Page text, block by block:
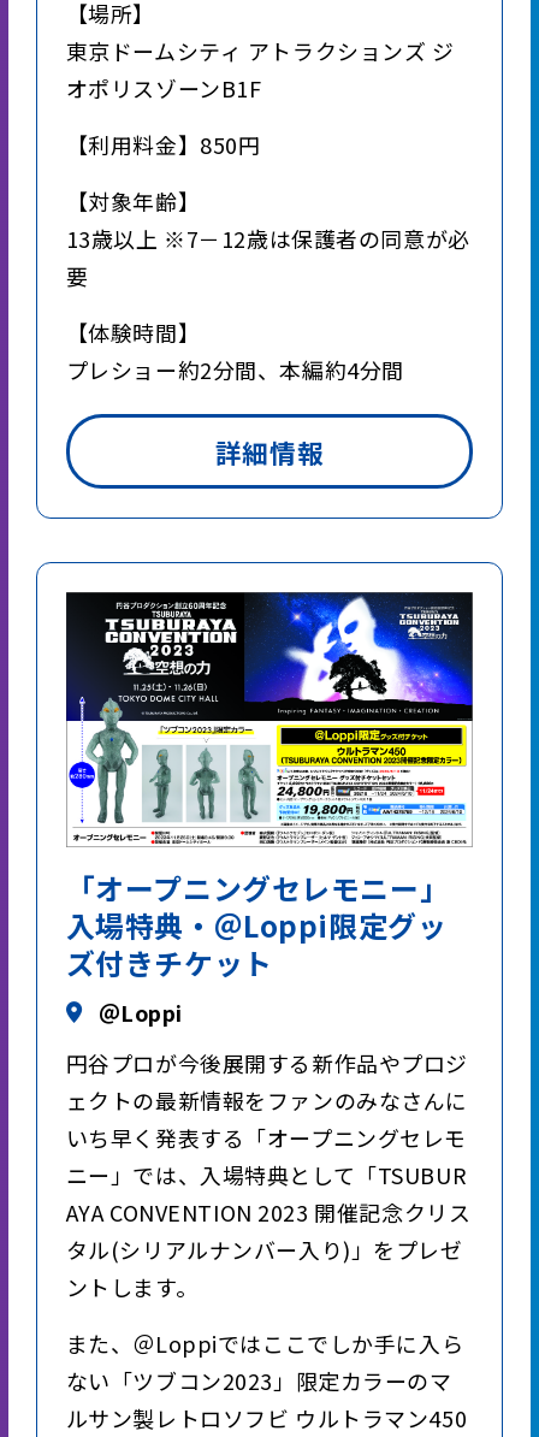
【場所】
東京ドームシティ アトラクションズ ジ
オポリスゾーンB1F
【利用料金】850円
【対象年齢】
13歳以上 ※7－12歳は保護者の同意が必
要
【体験時間】
プレショー約2分間、本編約4分間
詳細情報
「オープニングセレモニー」
入場特典・＠Loppi限定グッ
ズ付きチケット
＠Loppi
円谷プロが今後展開する新作品やプロジ
ェクトの最新情報をファンのみなさんに
いち早く発表する「オープニングセレモ
ニー」では、入場特典として「TSUBUR
AYA CONVENTION 2023 開催記念クリス
タル(シリアルナンバー入り)」をプレゼ
ントします。
また、＠Loppiではここでしか手に入ら
ない「ツブコン2023」限定カラーのマ
ルサン製レトロソフビ ウルトラマン450